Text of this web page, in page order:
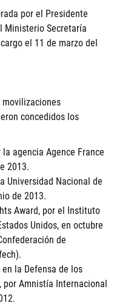
por el Presidente
Ministerio Secretaría
el 11 de marzo del
movilizaciones
concedidos los
agencia Agence France
2013.
Universidad Nacional de
de 2013.
Award, por el Instituto
Unidos, en octubre
de
la Defensa de los
por Amnistía Internacional